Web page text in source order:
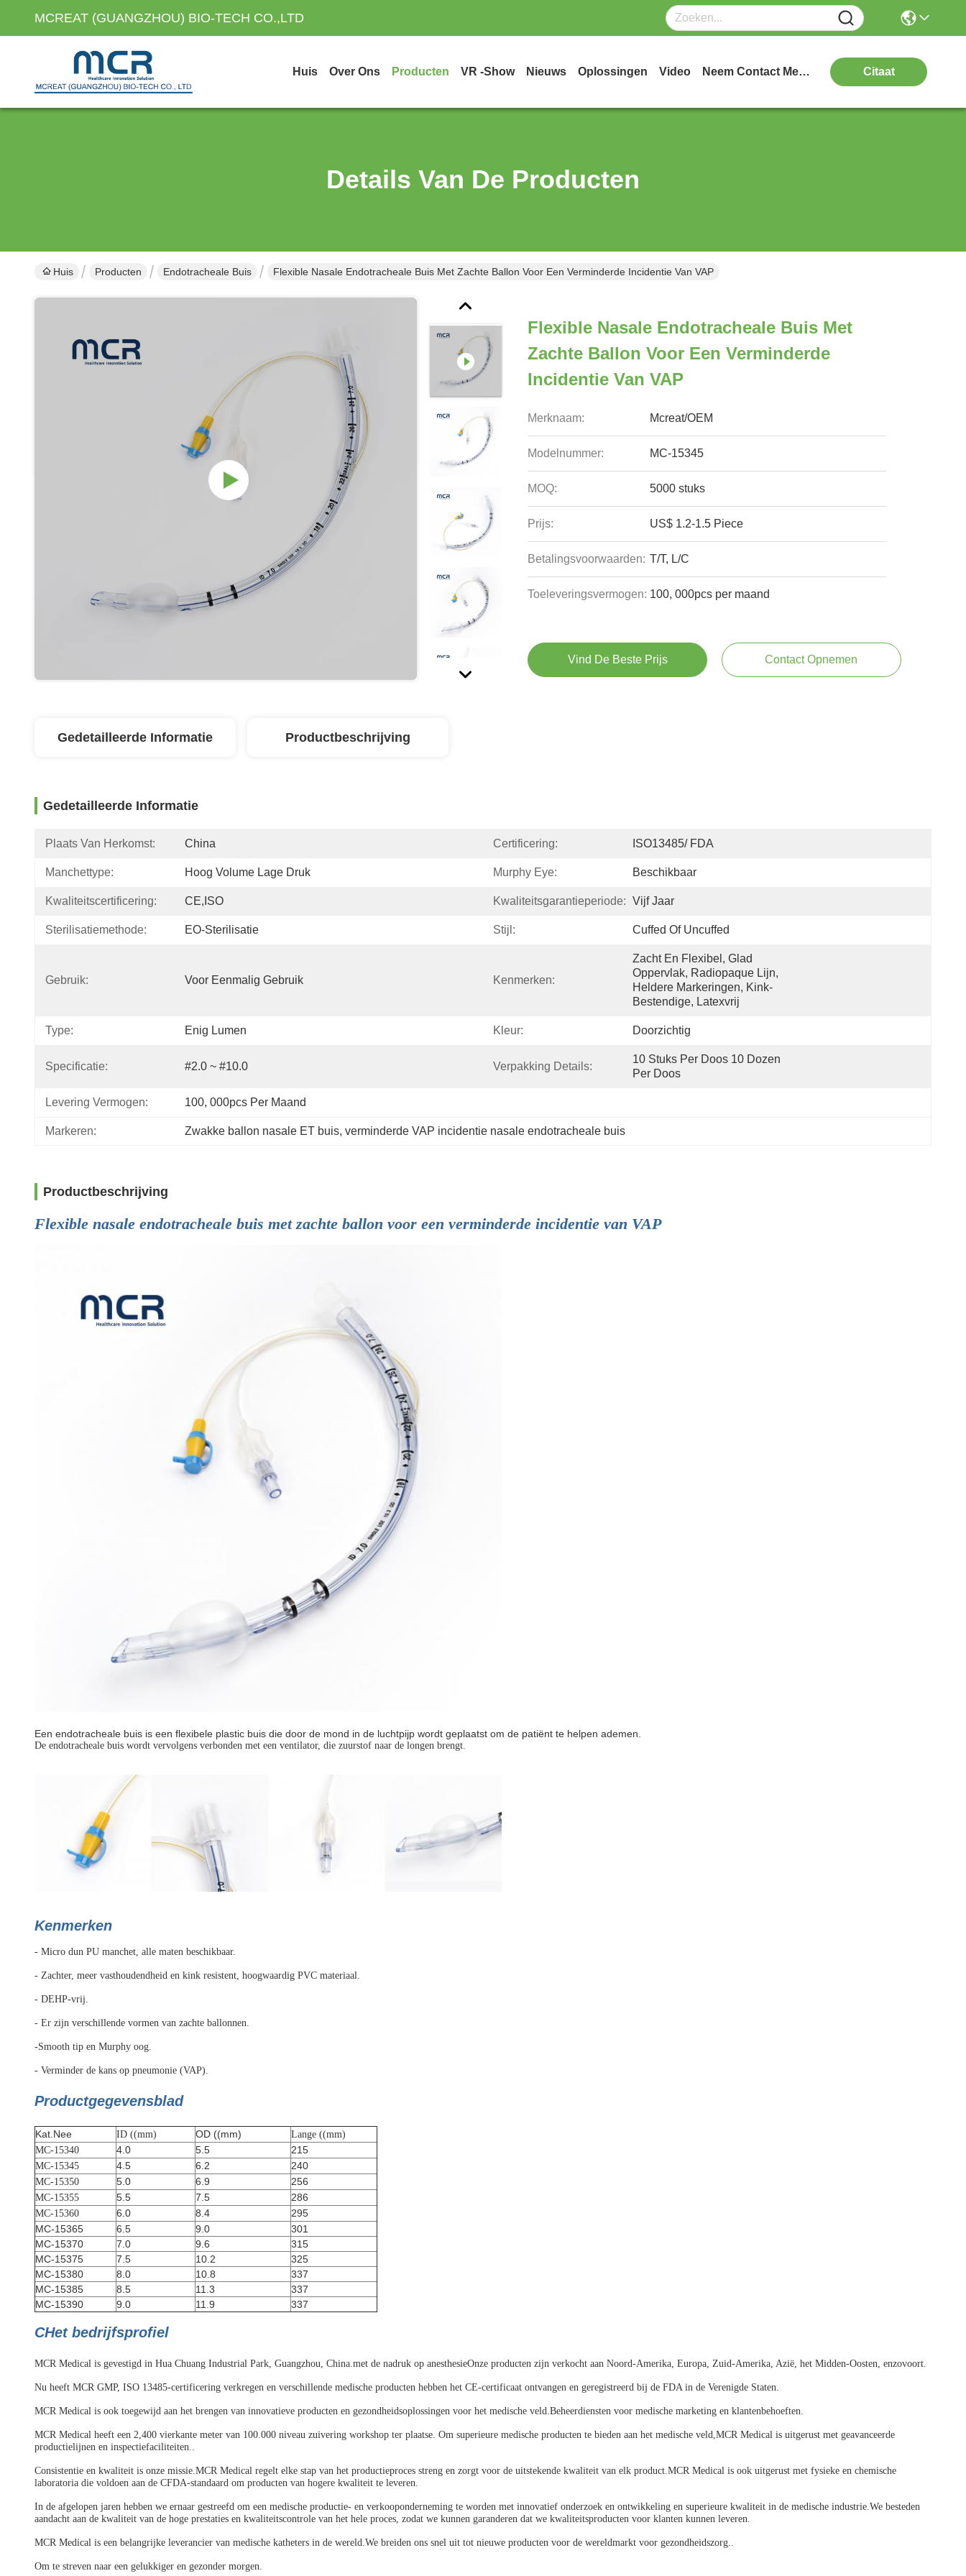
MCREAT (GUANGZHOU) BIO-TECH CO.,LTD
Huis Over Ons Producten VR -show Nieuws Oplossingen Video Neem Contact Met Ons Op Citaat
Details Van De Producten
Huis Producten Endotracheale Buis Flexible Nasale Endotracheale Buis Met Zachte Ballon Voor Een Verminderde Incidentie Van VAP
Flexible Nasale Endotracheale Buis Met
Zachte Ballon Voor Een Verminderde
Incidentie Van VAP
Merknaam: Mcreat/OEM
Modelnummer: MC-15345
MOQ: 5000 stuks
Prijs: US$ 1.2-1.5 Piece
Betalingsvoorwaarden: T/T, L/C
Toeleveringsvermogen: 100, 000pcs per maand
Vind De Beste Prijs Contact Opnemen
Gedetailleerde Informatie Productbeschrijving
Gedetailleerde Informatie
Plaats Van Herkomst: China Certificering: ISO13485/ FDA
Manchettype: Hoog Volume Lage Druk Murphy Eye: Beschikbaar
Kwaliteitscertificering: CE,ISO Kwaliteitsgarantieperiode: Vijf Jaar
Sterilisatiemethode: EO-Sterilisatie Stijl: Cuffed Of Uncuffed
Gebruik: Voor Eenmalig Gebruik Kenmerken:
Zacht En Flexibel, Glad
Oppervlak, Radiopaque Lijn,
Heldere Markeringen, Kink-
Bestendige, Latexvrij
Type: Enig Lumen Kleur: Doorzichtig
Specificatie: #2.0 ~ #10.0 Verpakking Details:
10 Stuks Per Doos 10 Dozen
Per Doos
Levering Vermogen: 100, 000pcs Per Maand
Markeren: Zwakke ballon nasale ET buis, verminderde VAP incidentie nasale endotracheale buis
Productbeschrijving
Flexible nasale endotracheale buis met zachte ballon voor een verminderde incidentie van VAP
Een endotracheale buis is een flexibele plastic buis die door de mond in de luchtpijp wordt geplaatst om de patiënt te helpen ademen.
De endotracheale buis wordt vervolgens verbonden met een ventilator, die zuurstof naar de longen brengt.
Kenmerken
- Micro dun PU manchet, alle maten beschikbaar.
- Zachter, meer vasthoudendheid en kink resistent, hoogwaardig PVC materiaal.
- DEHP-vrij.
- Er zijn verschillende vormen van zachte ballonnen.
-Smooth tip en Murphy oog.
- Verminder de kans op pneumonie (VAP).
Productgegevensblad
Kat.Nee ID ((mm) OD ((mm)
Lange ((mm)
MC-15340
4.0 5.5 215
MC-15345 4.5 6.2 240
MC-15350 5.0 6.9 256
MC-15355 5.5 7.5 286
MC-15360 6.0 8.4
295
MC-15365
6.5 9.0
301
MC-15370
7.0 9.6
315
MC-15375
7.5 10.2
325
MC-15380
8.0 10.8
337
MC-15385
8.5 11.3
337
MC-15390
9.0 11.9 337
CHet bedrijfsprofiel
MCR Medical is gevestigd in Hua Chuang Industrial Park, Guangzhou, China.met de nadruk op anesthesieOnze producten zijn verkocht aan Noord-Amerika, Europa, Zuid-Amerika, Azië, het Midden-Oosten, enzovoort.
Nu heeft MCR GMP, ISO 13485-certificering verkregen en verschillende medische producten hebben het CE-certificaat ontvangen en geregistreerd bij de FDA in de Verenigde Staten.
MCR Medical is ook toegewijd aan het brengen van innovatieve producten en gezondheidsoplossingen voor het medische veld.Beheerdiensten voor medische marketing en klantenbehoeften.
MCR Medical heeft een 2,400 vierkante meter van 100.000 niveau zuivering workshop ter plaatse. Om superieure medische producten te bieden aan het medische veld,MCR Medical is uitgerust met geavanceerde
productielijnen en inspectiefaciliteiten..
Consistentie en kwaliteit is onze missie.MCR Medical regelt elke stap van het productieproces streng en zorgt voor de uitstekende kwaliteit van elk product.MCR Medical is ook uitgerust met fysieke en chemische
laboratoria die voldoen aan de CFDA-standaard om producten van hogere kwaliteit te leveren.
In de afgelopen jaren hebben we ernaar gestreefd om een medische productie- en verkooponderneming te worden met innovatief onderzoek en ontwikkeling en superieure kwaliteit in de medische industrie.We besteden
aandacht aan de kwaliteit van de hoge prestaties en kwaliteitscontrole van het hele proces, zodat we kunnen garanderen dat we kwaliteitsproducten voor klanten kunnen leveren.
MCR Medical is een belangrijke leverancier van medische katheters in de wereld.We breiden ons snel uit tot nieuwe producten voor de wereldmarkt voor gezondheidszorg..
Om te streven naar een gelukkiger en gezonder morgen.